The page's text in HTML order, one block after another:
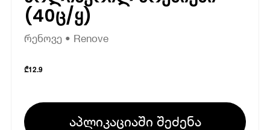
(40ც/ყ)
რენოვე • Renove
₾12.9
აპლიკაციაში შეძენა